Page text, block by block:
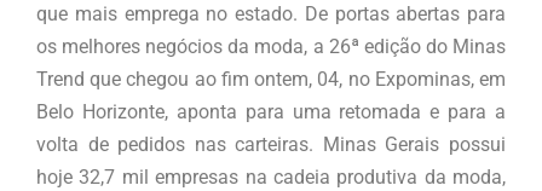
que mais emprega no estado. De portas abertas para
os melhores negócios da moda, a 26ª edição do Minas
Trend que chegou ao fim ontem, 04, no Expominas, em
Belo Horizonte, aponta para uma retomada e para a
volta de pedidos nas carteiras. Minas Gerais possui
hoje 32,7 mil empresas na cadeia produtiva da moda,